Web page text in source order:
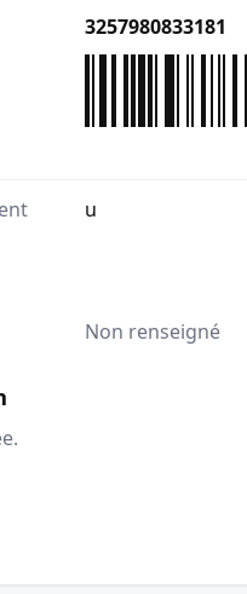
3257980833181
u
Non renseigné